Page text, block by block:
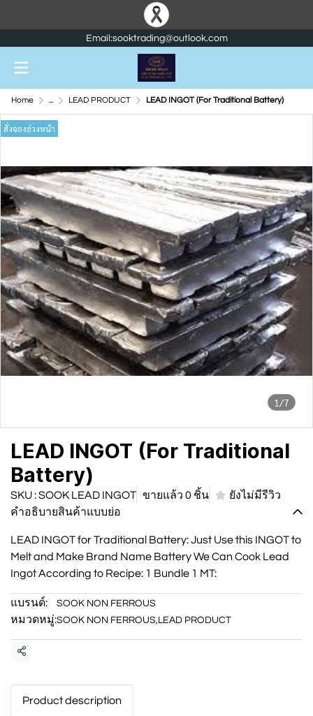
Email:sooktrading@outlook.com
Home ... LEAD PRODUCT LEAD INGOT (For Traditional Battery)
1/7
สั่งจองล่วงหน้า
LEAD INGOT (For Traditional
Battery)
SKU : SOOK LEAD INGOT ขายแล้ว 0 ชิ้น
ยังไม่มีรีวิว
คำอธิบายสินค้าแบบย่อ
LEAD INGOT for Traditional Battery: Just Use this INGOT to
Melt and Make Brand Name Battery We Can Cook Lead
Ingot According to Recipe: 1 Bundle 1 MT:
แบรนด์: SOOK NON FERROUS
หมวดหมู่:SOOK NON FERROUS,LEAD PRODUCT
แชร์
Product description